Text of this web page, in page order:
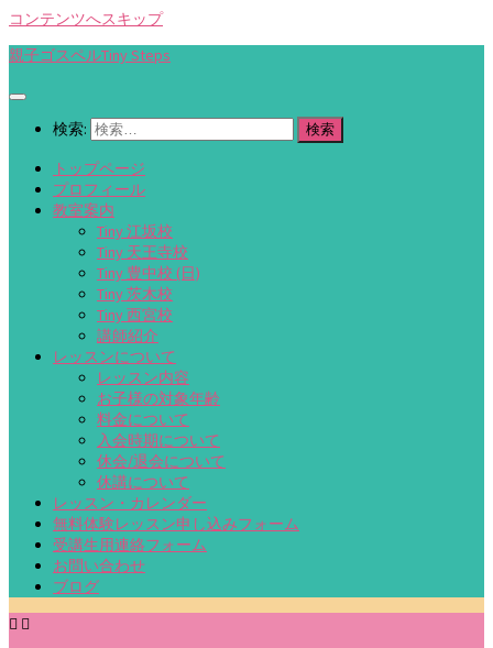
コンテンツへスキップ
親子ゴスペルTiny Steps
検索:
トップページ
プロフィール
教室案内
Tiny 江坂校
Tiny 天王寺校
Tiny 豊中校 (日)
Tiny 茨木校
Tiny 西宮校
講師紹介
レッスンについて
レッスン内容
お子様の対象年齢
料金について
入会時期について
休会/退会について
休講について
レッスン・カレンダー
無料体験レッスン申し込みフォーム
受講生用連絡フォーム
お問い合わせ
ブログ